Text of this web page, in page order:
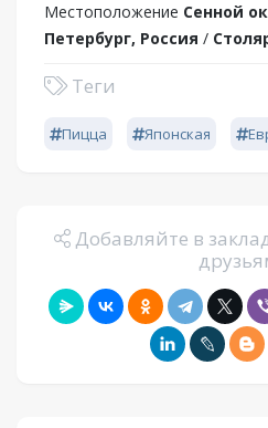
Местоположение Сенной
Петербург, Россия /
Теги
Пицца Японская
Добавляйте в